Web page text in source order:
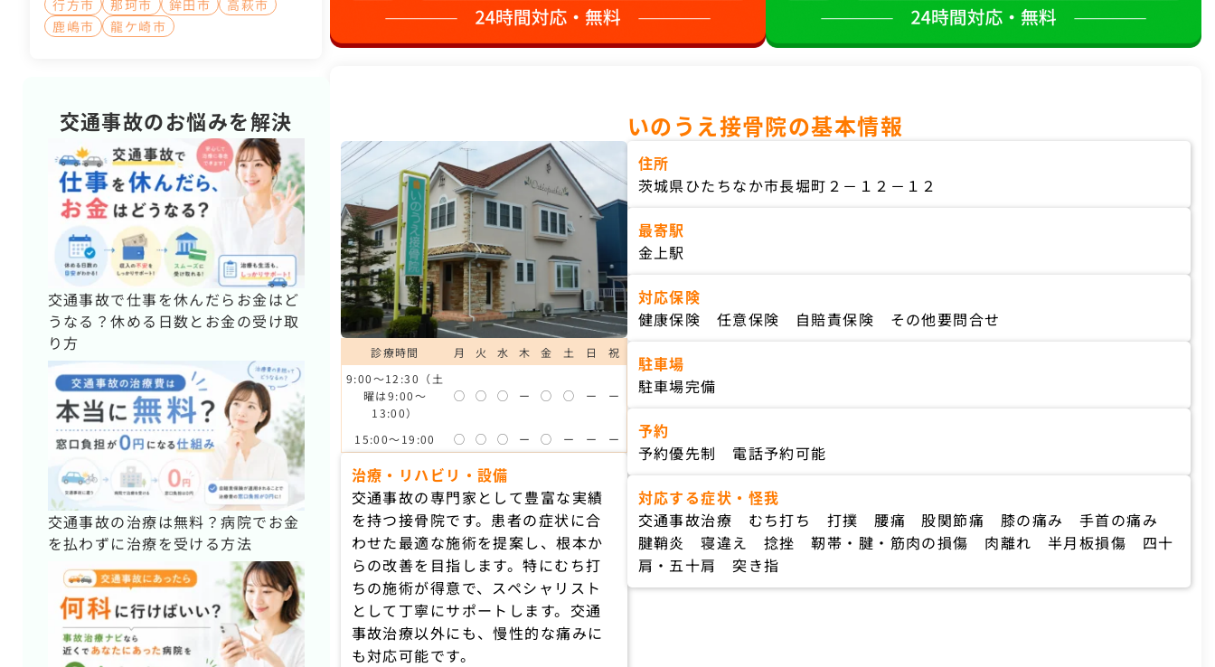
いのうえ接骨院の基本情報
診療時間 月 火 水 木 金 土 日
祝
9:00〜12:30（土
曜は9:00〜
13:00）
◯ ◯ ◯ ー ◯ ◯ ー ー
15:00〜19:00 ◯ ◯ ◯ ー ◯ ー ー ー
治療・リハビリ・設備
交通事故の専門家として豊富な実績
を持つ接骨院です。患者の症状に合
わせた最適な施術を提案し、根本か
らの改善を目指します。特にむち打
ちの施術が得意で、スペシャリスト
として丁寧にサポートします。交通
事故治療以外にも、慢性的な痛みに
も対応可能です。
住所
茨城県ひたちなか市長堀町２－１２－１２
最寄駅
金上駅
対応保険
健康保険 任意保険 自賠責保険 その他要問合せ
駐車場
駐車場完備
予約
予約優先制 電話予約可能
対応する症状・怪我
交通事故治療 むち打ち 打撲 腰痛 股関節痛 膝の痛み 手首の痛み
腱鞘炎 寝違え 捻挫 靭帯・腱・筋肉の損傷 肉離れ 半月板損傷 四十
肩・五十肩 突き指
行方市
那珂市 鉾田市
高萩市
鹿嶋市
龍ケ崎市
交通事故のお悩みを解決
交通事故で仕事を休んだらお金はど
うなる？休める日数とお金の受け取
り方
交通事故の治療は無料？病院でお金
を払わずに治療を受ける方法